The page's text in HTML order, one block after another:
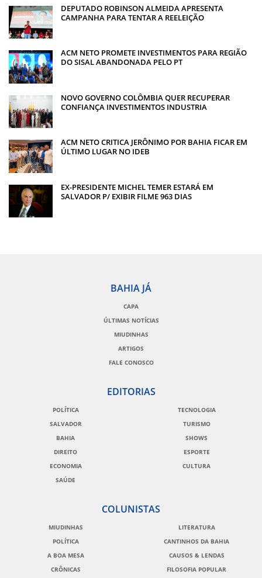
DEPUTADO ROBINSON ALMEIDA APRESENTA
CAMPANHA PARA TENTAR A REELEIÇÃO
ACM NETO PROMETE INVESTIMENTOS PARA REGIÃO
DO SISAL ABANDONADA PELO PT
NOVO GOVERNO COLÔMBIA QUER RECUPERAR
CONFIANÇA INVESTIMENTOS INDUSTRIA
ACM NETO CRITICA JERÔNIMO POR BAHIA FICAR EM
ÚLTIMO LUGAR NO IDEB
EX-PRESIDENTE MICHEL TEMER ESTARÁ EM
SALVADOR P/ EXIBIR FILME 963 DIAS
BAHIA JÁ
CAPA
ÚLTIMAS NOTÍCIAS
MIUDINHAS
ARTIGOS
FALE CONOSCO
EDITORIAS
POLÍTICA
SALVADOR
BAHIA
DIREITO
ECONOMIA
SAÚDE
TECNOLOGIA
TURISMO
SHOWS
ESPORTE
CULTURA
COLUNISTAS
MIUDINHAS
POLÍTICA
A BOA MESA
CRÔNICAS
LITERATURA
CANTINHOS DA BAHIA
CAUSOS & LENDAS
FILOSOFIA POPULAR